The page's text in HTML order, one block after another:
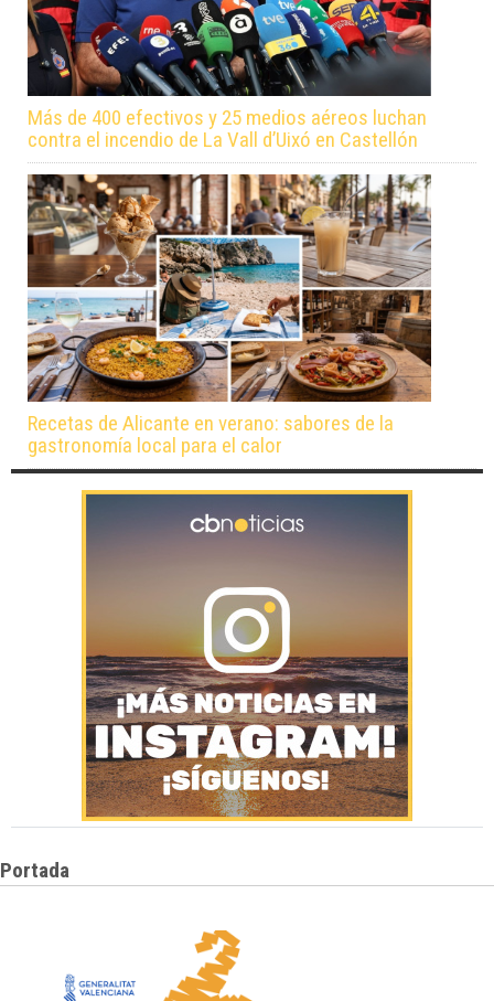
Más de 400 efectivos y 25 medios aéreos luchan
contra el incendio de La Vall d’Uixó en Castellón
Recetas de Alicante en verano: sabores de la
gastronomía local para el calor
Portada